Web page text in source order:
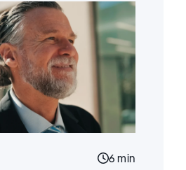
Temps de
6 min